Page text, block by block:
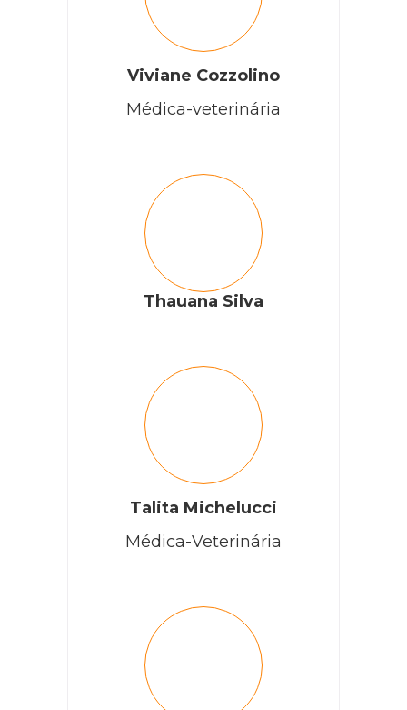
Viviane Cozzolino
Médica-veterinária
Thauana Silva
Talita Michelucci
Médica-Veterinária